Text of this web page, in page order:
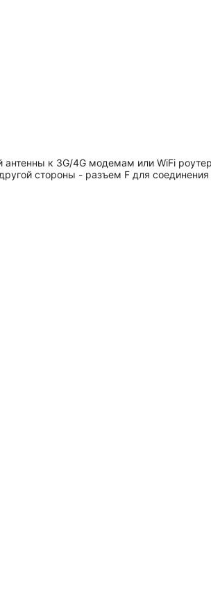
к 3G/4G модемам или WiFi
стороны - разъем F для